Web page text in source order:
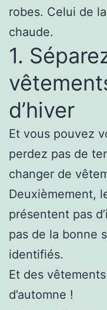
robes. Celui de
chaude.
1.
d’hiver
Et vous pouvez
perdez pas de
changer de
Deuxièmement,
présentent pas
pas de la bonne
identifiés.
Et des
d’automne !